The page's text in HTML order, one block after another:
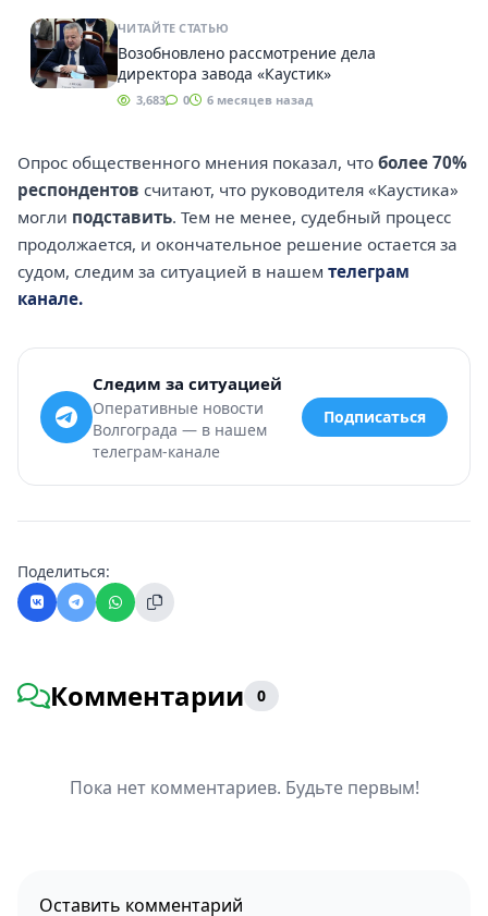
ЧИТАЙТЕ СТАТЬЮ
Возобновлено рассмотрение дела
директора завода «Каустик»
3,683 0 6 месяцев назад
Опрос общественного мнения показал, что более 70%
респондентов считают, что руководителя «Каустика»
могли подставить. Тем не менее, судебный процесс
продолжается, и окончательное решение остается за
судом, следим за ситуацией в нашем телеграм
канале.
Следим за ситуацией
Оперативные новости
Волгограда — в нашем
телеграм-канале
Подписаться
Поделиться:
Комментарии 0
Пока нет комментариев. Будьте первым!
Оставить комментарий